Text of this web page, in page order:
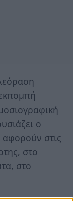
ο
στις
στο
στο